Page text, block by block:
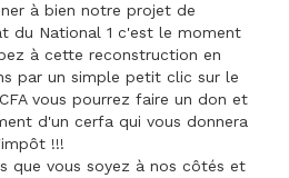
à bien notre projet de
du National 1 c'est le moment
à cette reconstruction en
par un simple petit clic sur le
vous pourrez faire un don et
d'un cerfa qui vous donnera
!!!
que vous soyez à nos côtés et